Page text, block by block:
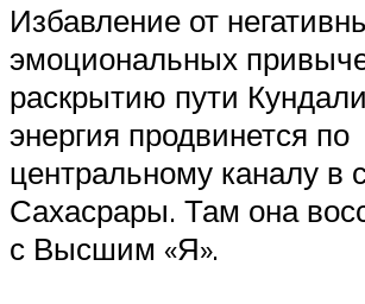
Избавление от
эмоциональных
раскрытию пути
энергия продвинется по
центральному каналу в
Сахасрары. Там она
с Высшим «Я».